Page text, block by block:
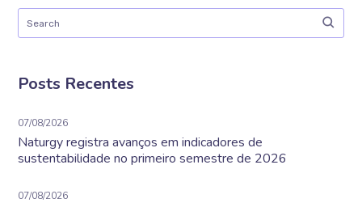
Posts Recentes
07/08/2026
Naturgy registra avanços em indicadores de
sustentabilidade no primeiro semestre de 2026
07/08/2026